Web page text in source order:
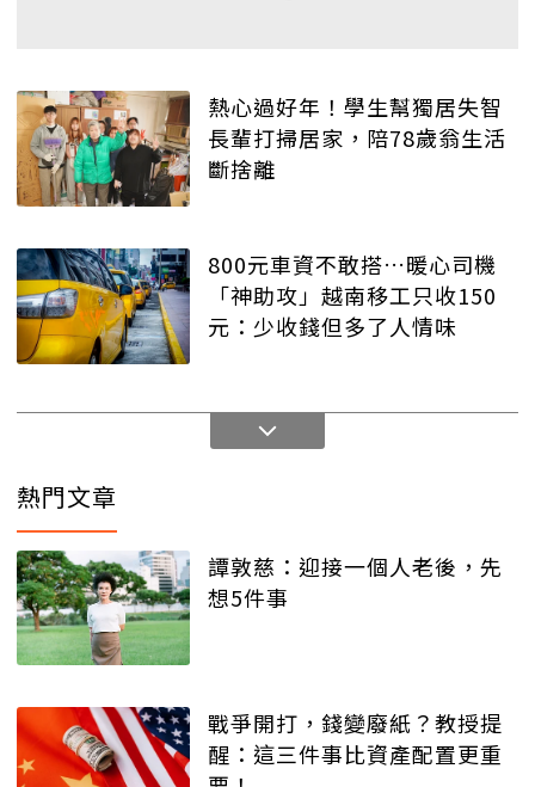
熱心過好年！學生幫獨居失智
長輩打掃居家，陪78歲翁生活
斷捨離
800元車資不敢搭…暖心司機
「神助攻」越南移工只收150
元：少收錢但多了人情味
熱門文章
譚敦慈：迎接一個人老後，先
想5件事
戰爭開打，錢變廢紙？教授提
醒：這三件事比資產配置更重